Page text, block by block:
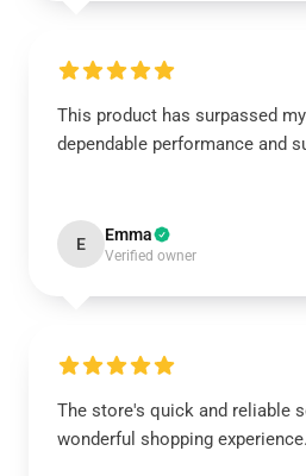
This product has surpassed
dependable performance and
E Emma
Verified owner
The store's quick and reliable
wonderful shopping experience.